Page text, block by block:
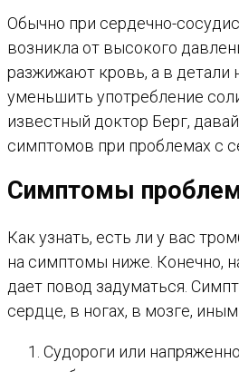
Обычно при сердечно-
возникла от высокого
разжижают кровь, а в детали
уменьшить употребление
известный доктор Берг,
симптомов при проблемах с
Симптомы проблем
Как узнать, есть ли у вас
на симптомы ниже. Конечно,
дает повод задуматься.
сердце, в ногах, в мозге,
Судороги или